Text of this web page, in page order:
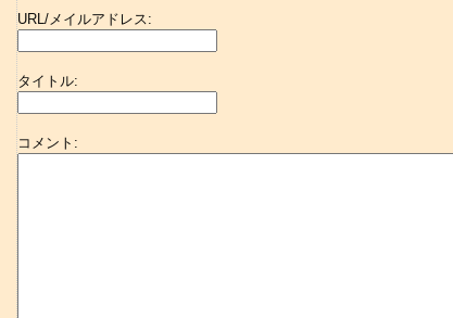
URL/メイルアドレス:
タイトル:
コメント: